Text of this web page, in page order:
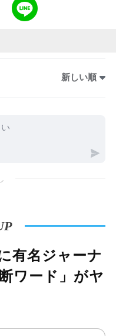
新しい順
有名ジャーナ
ワード」がヤ